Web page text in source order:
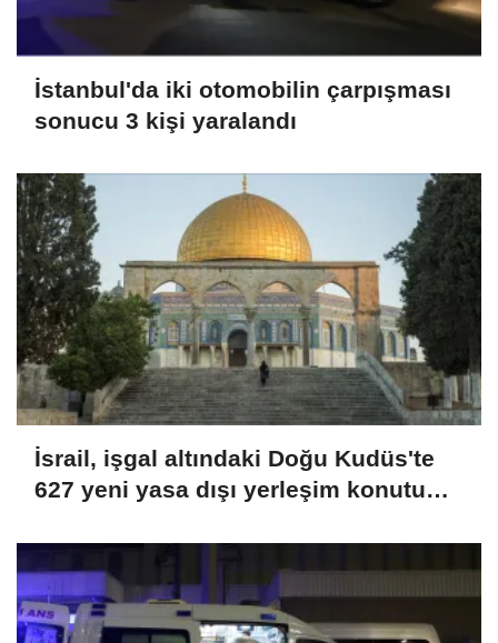
İstanbul'da iki otomobilin çarpışması
sonucu 3 kişi yaralandı
İsrail, işgal altındaki Doğu Kudüs'te
627 yeni yasa dışı yerleşim konutu